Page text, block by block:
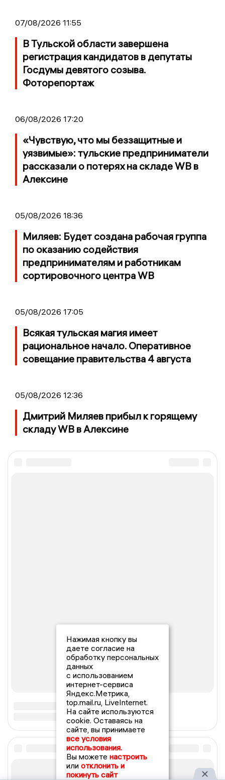
07/08/2026 11:55
В Тульской области завершена
регистрация кандидатов в депутаты
Госдумы девятого созыва.
Фоторепортаж
06/08/2026 17:20
«Чувствую, что мы беззащитные и
уязвимые»: тульские предприниматели
рассказали о потерях на складе WB в
Алексине
05/08/2026 18:36
Миляев: Будет создана рабочая группа
по оказанию содействия
предпринимателям и работникам
сортировочного центра WB
05/08/2026 17:05
Всякая тульская магия имеет
рациональное начало. Оперативное
совещание правительства 4 августа
05/08/2026 12:36
Дмитрий Миляев прибыл к горящему
складу WB в Алексине
Нажимая кнопку вы
даете согласие на
обработку персональных
данных
с использованием
интернет-сервиса
Яндекс.Метрика,
top.mail.ru, LiveInternet.
На сайте используются
cookie. Оставаясь на
сайте, вы принимаете
все условия
использования.
Вы можете настроить
или отклонить и
покинуть сайт